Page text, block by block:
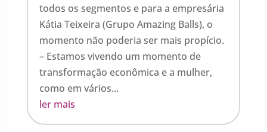
todos os segmentos e para a empresária
Kátia Teixeira (Grupo Amazing Balls), o
momento não poderia ser mais propício.
– Estamos vivendo um momento de
transformação econômica e a mulher,
como em vários...
ler mais